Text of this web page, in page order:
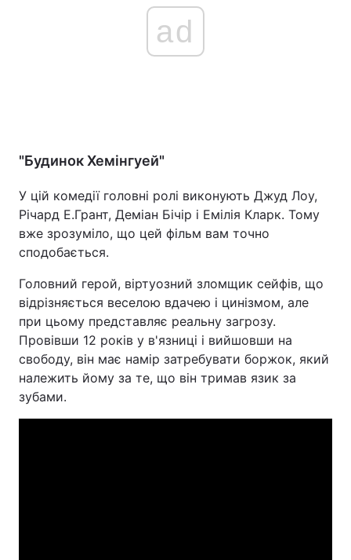
ad
"Будинок Хемінгуей"
У цій комедії головні ролі виконують Джуд Лоу,
Річард Е.Грант, Деміан Бічір і Емілія Кларк. Тому
вже зрозуміло, що цей фільм вам точно
сподобається.
Головний герой, віртуозний зломщик сейфів, що
відрізняється веселою вдачею і цинізмом, але
при цьому представляє реальну загрозу.
Провівши 12 років у в'язниці і вийшовши на
свободу, він має намір затребувати боржок, який
належить йому за те, що він тримав язик за
зубами.